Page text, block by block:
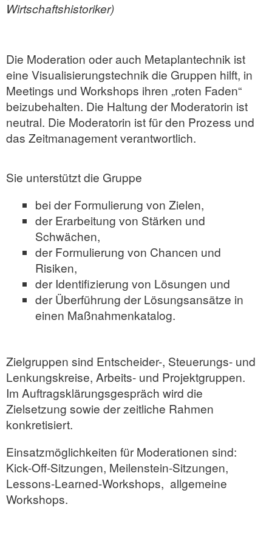
Wirtschaftshistoriker)
Die Moderation oder auch Metaplantechnik ist
eine Visualisierungstechnik die Gruppen hilft, in
Meetings und Workshops ihren „roten Faden“
beizubehalten. Die Haltung der Moderatorin ist
neutral. Die Moderatorin ist für den Prozess und
das Zeitmanagement verantwortlich.
Sie unterstützt die Gruppe
bei der Formulierung von Zielen,
der Erarbeitung von Stärken und
Schwächen,
der Formulierung von Chancen und
Risiken,
der Identifizierung von Lösungen und
der Überführung der Lösungsansätze in
einen Maßnahmenkatalog.
Zielgruppen sind Entscheider-, Steuerungs- und
Lenkungskreise, Arbeits- und Projektgruppen.
Im Auftragsklärungsgespräch wird die
Zielsetzung sowie der zeitliche Rahmen
konkretisiert.
Einsatzmöglichkeiten für Moderationen sind:
Kick-Off-Sitzungen, Meilenstein-Sitzungen,
Lessons-Learned-Workshops, allgemeine
Workshops.